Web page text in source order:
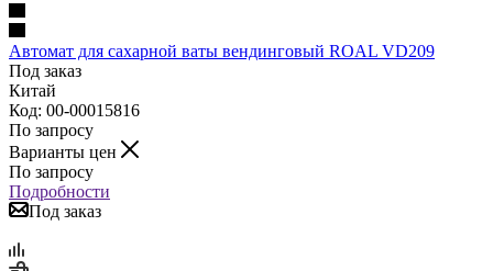
Автомат для сахарной ваты вендинговый ROAL VD209
Под заказ
Китай
Код: 00-00015816
По запросу
Варианты цен
По запросу
Подробности
Под заказ